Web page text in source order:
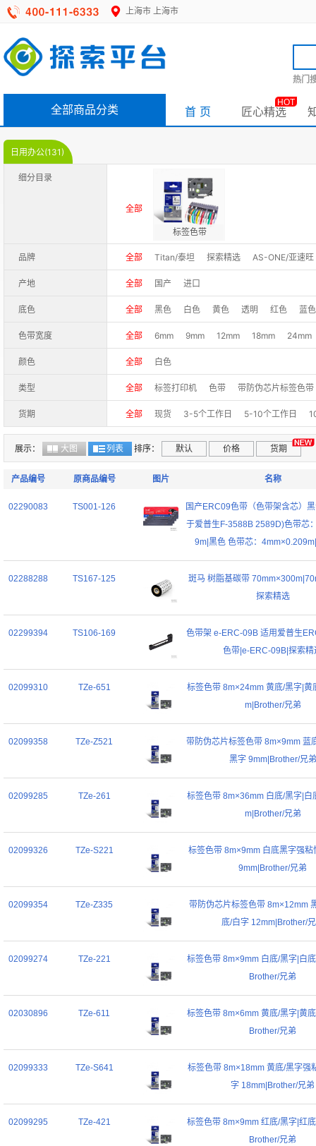
上海市 上海市
热门
全部商品分类 首 页 匠心精选
HOT
日用办公(131)
细分目录
全部
标签色带
品牌 全部 Titan/泰坦 探索精选 AS-ONE/亚速旺
产地 全部 国产 进口
底色 全部 黑色 白色 黄色 透明 红色 蓝色
色带宽度 全部 6mm 9mm 12mm 18mm 24mm
颜色 全部 白色
类型 全部 标签打印机 色带 带防伪芯片标签色带
货期 全部 现货 3-5个工作日 5-10个工作日
展示： 大图 列表 排序： 默认 价格 货期
产品编号 原商品编号 图片 名称
02290083 TS001-126
国产ERC09色带（色带架含芯）
于爱普生F-3588B 2589D)色带芯
9m|黑色 色带芯：
02288288 TS167-125
斑马 树脂基碳带
探索精选
02299394 TS106-169
色带架 e-ERC-09B 适用爱普生
色带|e-ERC-09B|探索精
02099310 TZe-651
标签色带 8m×24mm 黄底/黑字|黄
m|Brother/兄弟
02099358 TZe-Z521
带防伪芯片标签色带 8m×9mm 蓝
黑字 9mm|Brother/兄弟
02099285 TZe-261
标签色带 8m×36mm 白底/黑字|白
m|Brother/兄弟
02099326 TZe-S221
标签色带 8m×9mm 白底黑字强粘
9mm|Brother/兄弟
02099354 TZe-Z335
带防伪芯片标签色带 8m×12mm
底/白字 12mm|Brother/
02099274 TZe-221
标签色带 8m×9mm 白底/黑字|白
Brother/兄弟
02030896 TZe-611
标签色带 8m×6mm 黄底/黑字|黄
Brother/兄弟
02099333 TZe-S641
标签色带 8m×18mm 黄底/黑字强
字 18mm|Brother/兄弟
02099295 TZe-421
标签色带 8m×9mm 红底/黑字|红
Brother/兄弟